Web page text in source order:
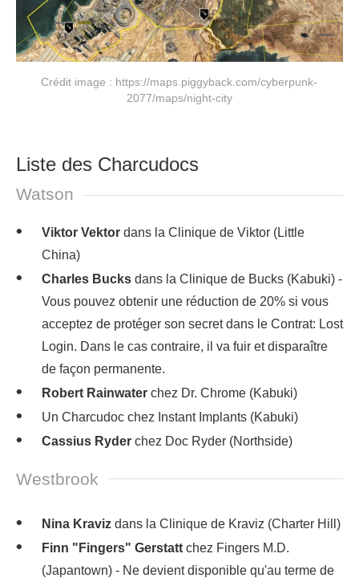
Crédit image : https://maps.piggyback.com/cyberpunk-
2077/maps/night-city
Liste des Charcudocs
Watson
Viktor Vektor dans la Clinique de Viktor (Little
China)
Charles Bucks dans la Clinique de Bucks (Kabuki) -
Vous pouvez obtenir une réduction de 20% si vous
acceptez de protéger son secret dans le Contrat: Lost
Login. Dans le cas contraire, il va fuir et disparaître
de façon permanente.
Robert Rainwater chez Dr. Chrome (Kabuki)
Un Charcudoc chez Instant Implants (Kabuki)
Cassius Ryder chez Doc Ryder (Northside)
Westbrook
Nina Kraviz dans la Clinique de Kraviz (Charter Hill)
Finn "Fingers" Gerstatt chez Fingers M.D.
(Japantown) - Ne devient disponible qu'au terme de